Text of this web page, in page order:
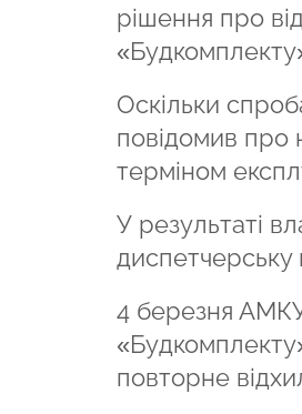
рішення про
Оскільки
повідомив про
терміном
У результаті
диспетчерську
4 березня
повторне